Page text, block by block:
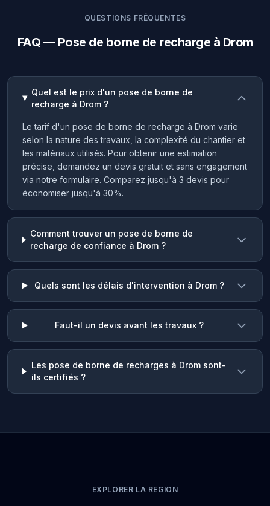
QUESTIONS FRÉQUENTES
FAQ — Pose de borne de recharge à Drom
Quel est le prix d'un pose de borne de
recharge à Drom ?
Le tarif d'un pose de borne de recharge à Drom varie
selon la nature des travaux, la complexité du chantier et
les matériaux utilisés. Pour obtenir une estimation
précise, demandez un devis gratuit et sans engagement
via notre formulaire. Comparez jusqu'à 3 devis pour
économiser jusqu'à 30%.
Comment trouver un pose de borne de
recharge de confiance à Drom ?
Quels sont les délais d'intervention à Drom ?
Faut-il un devis avant les travaux ?
Les pose de borne de recharges à Drom sont-
ils certifiés ?
EXPLORER LA REGION